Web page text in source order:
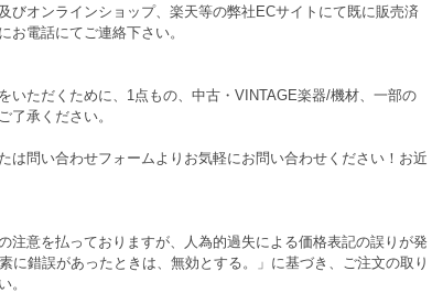
びオンラインショップ、楽天等の弊社ECサイトにて既に販売済
お電話にてご連絡下さい。
いただくために、1点もの、中古・VINTAGE楽器/機材、一部の
了承ください。
は問い合わせフォームよりお気軽にお問い合わせください！お近
注意を払っておりますが、人為的過失による価格表記の誤りが発
に錯誤があったときは、無効とする。」に基づき、ご注文の取り
。